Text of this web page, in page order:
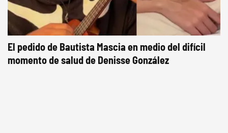
El pedido de Bautista Mascia en medio del difícil
momento de salud de Denisse González